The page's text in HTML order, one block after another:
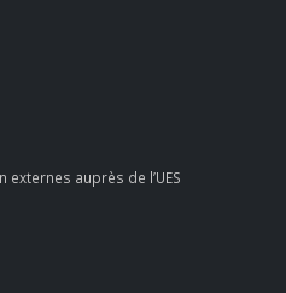
auprès de l’UES